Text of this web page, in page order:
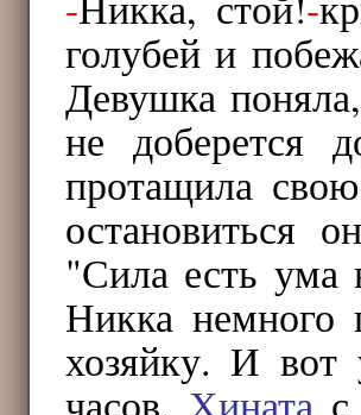
голубей и
Девушка
не доберется
протащила
остановиться
"Сила есть ума
Никка немного
хозяйку. И вот
часов. Хинатас